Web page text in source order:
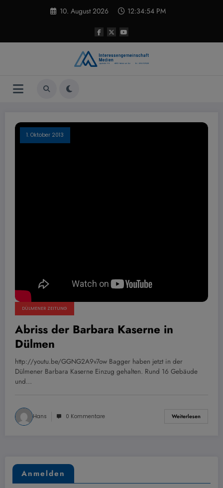
10. August 2026 12:34:55 PM
1. Oktober 2013
DÜLMENER ZEITUNG
Abriss der Barbara Kaserne in
Dülmen
http://youtu.be/GGNG2A9v7ow Bagger haben jetzt in der
Dülmener Barbara Kaserne Einzug gehalten. Rund 16 Gebäude
und…
Hans 0 Kommentare Weiterlesen
Anmelden